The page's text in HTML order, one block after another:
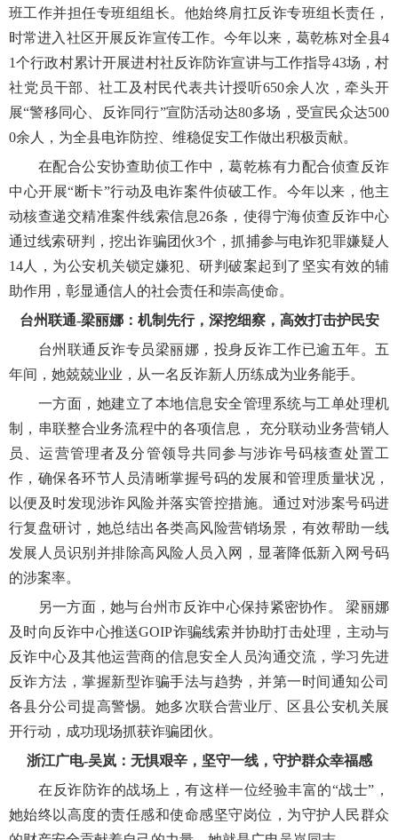
班工作并担任专班组组长。他始终肩扛反诈专班组长责任，
时常进入社区开展反诈宣传工作。今年以来，葛乾栋对全县4
1个行政村累计开展进村社反诈防诈宣讲与工作指导43场，村
社党员干部、社工及村民代表共计授听650余人次，牵头开
展“警移同心、反诈同行”宣防活动达80多场，受宣民众达500
0余人，为全县电诈防控、维稳促安工作做出积极贡献。
在配合公安协查助侦工作中，葛乾栋有力配合侦查反诈
中心开展“断卡”行动及电诈案件侦破工作。今年以来，他主
动核查递交精准案件线索信息26条，使得宁海侦查反诈中心
通过线索研判，挖出诈骗团伙3个，抓捕参与电诈犯罪嫌疑人
14人，为公安机关锁定嫌犯、研判破案起到了坚实有效的辅
助作用，彰显通信人的社会责任和崇高使命。
台州联通-梁丽娜：机制先行，深挖细察，高效打击护民安
台州联通反诈专员梁丽娜，投身反诈工作已逾五年。五
年间，她兢兢业业，从一名反诈新人历练成为业务能手。
一方面，她建立了本地信息安全管理系统与工单处理机
制，串联整合业务流程中的各项信息， 充分联动业务营销人
员、运营管理者及分管领导共同参与涉诈号码核查处置工
作，确保各环节人员清晰掌握号码的发展和管理质量状况，
以便及时发现涉诈风险并落实管控措施。通过对涉案号码进
行复盘研讨，她总结出各类高风险营销场景，有效帮助一线
发展人员识别并排除高风险人员入网，显著降低新入网号码
的涉案率。
另一方面，她与台州市反诈中心保持紧密协作。 梁丽娜
及时向反诈中心推送GOIP诈骗线索并协助打击处理，主动与
反诈中心及其他运营商的信息安全人员沟通交流，学习先进
反诈方法，掌握新型诈骗手法与趋势，并第一时间通知公司
各县分公司提高警惕。她多次联合营业厅、区县公安机关展
开行动，成功现场抓获诈骗团伙。
浙江广电-吴岚：无惧艰辛，坚守一线，守护群众幸福感
在反诈防诈的战场上，有这样一位经验丰富的“战士”，
她始终以高度的责任感和使命感坚守岗位，为守护人民群众